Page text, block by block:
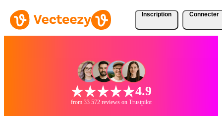
Inscription Connecter
4.9
from 33 572 reviews on Trustpilot